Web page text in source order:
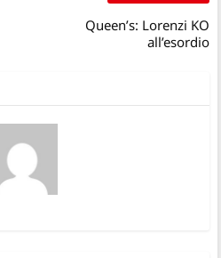
Queen’s: Lorenzi KO
all’esordio